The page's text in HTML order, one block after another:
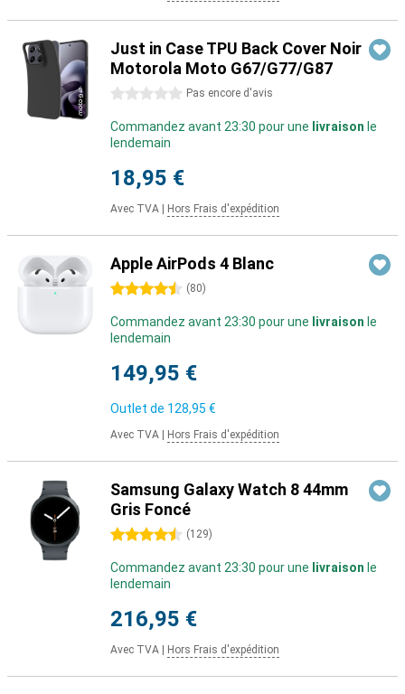
Just in Case TPU Back Cover Noir
Motorola Moto G67/G77/G87
0 étoiles Pas encore d'avis
Commandez avant 23:30 pour une livraison le
lendemain
18,95 €
Avec TVA Hors Frais d'expédition
Apple AirPods 4 Blanc
4.5 étoiles (80)
Commandez avant 23:30 pour une livraison le
lendemain
149,95 €
Outlet de 128,95 €
Avec TVA Hors Frais d'expédition
Samsung Galaxy Watch 8 44mm
Gris Foncé
4.5 étoiles (129)
Commandez avant 23:30 pour une livraison le
lendemain
216,95 €
Avec TVA Hors Frais d'expédition